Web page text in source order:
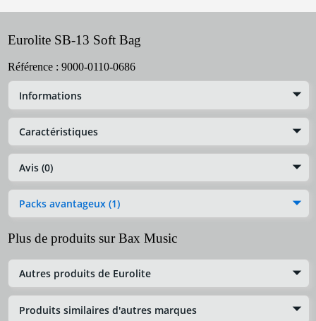
Eurolite SB-13 Soft Bag
Référence : 9000-0110-0686
Informations
Caractéristiques
Avis (0)
Packs avantageux (1)
Plus de produits sur Bax Music
Autres produits de Eurolite
Produits similaires d'autres marques